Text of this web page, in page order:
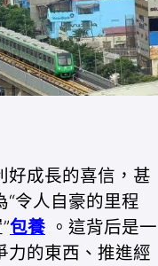
好成長的喜信，甚
令人自豪的里程
包養 。這背后是一
力的東西、推進經